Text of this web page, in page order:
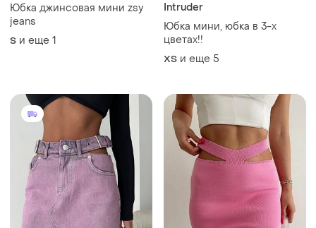
Юбка джинсовая мини zsy
jeans
S и еще 1
Intruder
Юбка мини, юбка в 3-х
цветах!!️
ХS и еще 5